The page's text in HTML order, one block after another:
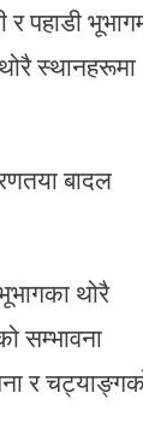
पहाडी
स्थानहरूमा
बादल
थोरै
सम्भावना
र